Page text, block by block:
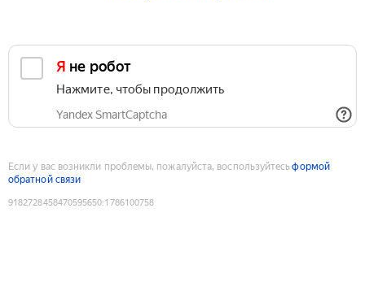
Я не робот
Нажмите, чтобы продолжить
Yandex SmartCaptcha
Если у вас возникли проблемы, пожалуйста, воспользуйтесьформой
обратной связи
9182728458470595650:1786100758